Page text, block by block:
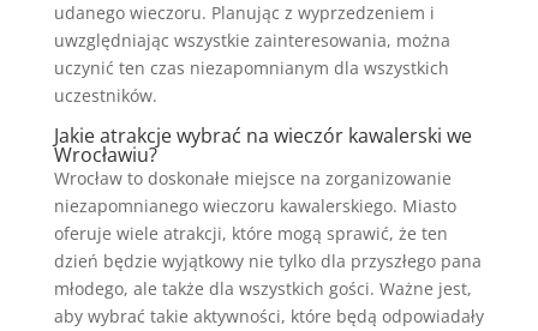
udanego wieczoru. Planując z wyprzedzeniem i
uwzględniając wszystkie zainteresowania, można
uczynić ten czas niezapomnianym dla wszystkich
uczestników.
Jakie atrakcje wybrać na wieczór kawalerski we
Wrocławiu?
Wrocław to doskonałe miejsce na zorganizowanie
niezapomnianego wieczoru kawalerskiego. Miasto
oferuje wiele atrakcji, które mogą sprawić, że ten
dzień będzie wyjątkowy nie tylko dla przyszłego pana
młodego, ale także dla wszystkich gości. Ważne jest,
aby wybrać takie aktywności, które będą odpowiadały